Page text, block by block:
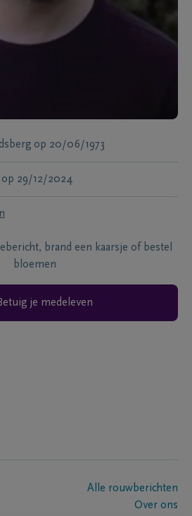
op 20/06/1973
op 29/12/2024
brand een kaarsje of bestel
bloemen
je medeleven
Alle rouwberichten
Over ons